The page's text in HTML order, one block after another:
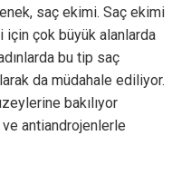
saç ekimi. Saç ekimi
için çok büyük alanlarda
bu tip saç
da müdahale ediliyor.
bakılıyor
antiandrojenlerle